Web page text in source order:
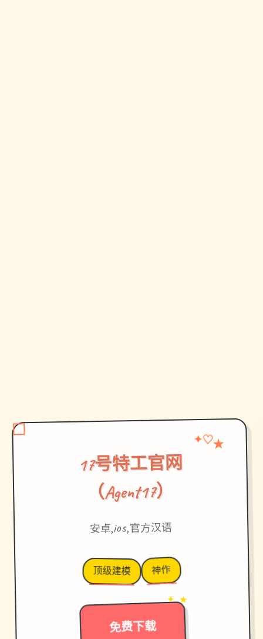
17号特工官网
（Agent17）
✦♡★
安卓,ios,官方汉语
顶级建模 神作
免费下载
→
✦ ★